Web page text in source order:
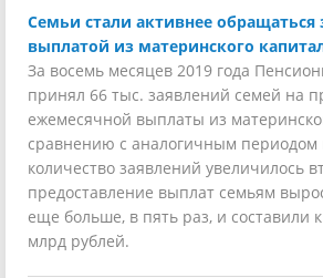
Семьи стали активнее обращаться
выплатой из материнского
За восемь месяцев 2019 года
принял 66 тыс. заявлений семей на
ежемесячной выплаты из
сравнению с аналогичным периодом
количество заявлений увеличилось
предоставление выплат семьям
еще больше, в пять раз, и составили
млрд рублей.